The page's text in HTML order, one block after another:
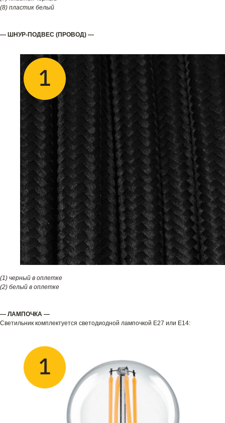
(8) пластик белый
— ШНУР-ПОДВЕС (ПРОВОД) —
(1) черный в оплетке
(2) белый в оплетке
— ЛАМПОЧКА —
Светильник комплектуется светодиодной лампочкой E27 или E14: